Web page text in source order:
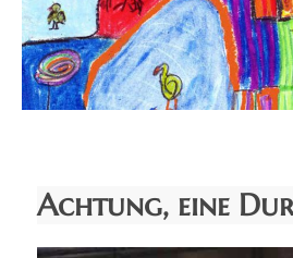
Achtung, eine